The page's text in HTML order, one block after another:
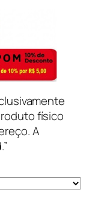
físico
A